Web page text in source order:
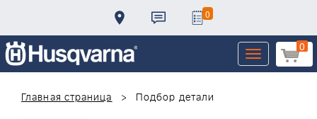
0
0
Toggle
navigation
Главная страница
Подбор детали